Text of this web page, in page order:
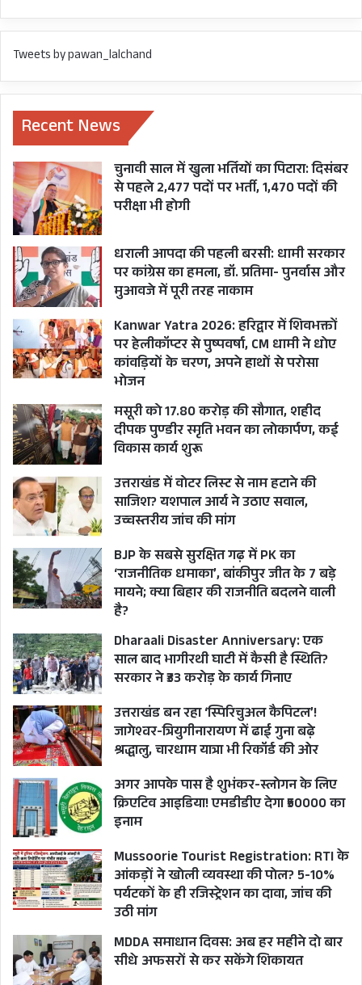
Tweets by pawan_lalchand
Recent News
चुनावी साल में खुला भर्तियों का पिटारा: दिसंबर
से पहले 2,477 पदों पर भर्ती, 1,470 पदों की
परीक्षा भी होगी
धराली आपदा की पहली बरसी: धामी सरकार
पर कांग्रेस का हमला, डॉ. प्रतिमा- पुनर्वास और
मुआवजे में पूरी तरह नाकाम
Kanwar Yatra 2026: हरिद्वार में शिवभक्तों
पर हेलीकॉप्टर से पुष्पवर्षा, CM धामी ने धोए
कांवड़ियों के चरण, अपने हाथों से परोसा
भोजन
मसूरी को 17.80 करोड़ की सौगात, शहीद
दीपक पुण्डीर स्मृति भवन का लोकार्पण, कई
विकास कार्य शुरू
उत्तराखंड में वोटर लिस्ट से नाम हटाने की
साजिश? यशपाल आर्य ने उठाए सवाल,
उच्चस्तरीय जांच की मांग
BJP के सबसे सुरक्षित गढ़ में PK का
‘राजनीतिक धमाका’, बांकीपुर जीत के 7 बड़े
मायने; क्या बिहार की राजनीति बदलने वाली
है?
Dharaali Disaster Anniversary: एक
साल बाद भागीरथी घाटी में कैसी है स्थिति?
सरकार ने ₹33 करोड़ के कार्य गिनाए
उत्तराखंड बन रहा ‘स्पिरिचुअल कैपिटल’!
जागेश्वर-त्रियुगीनारायण में ढाई गुना बढ़े
श्रद्धालु, चारधाम यात्रा भी रिकॉर्ड की ओर
अगर आपके पास है शुभंकर-स्लोगन के लिए
क्रिएटिव आइडिया! एमडीडीए देगा ₹50000 का
इनाम
Mussoorie Tourist Registration: RTI के
आंकड़ों ने खोली व्यवस्था की पोल? 5-10%
पर्यटकों के ही रजिस्ट्रेशन का दावा, जांच की
उठी मांग
MDDA समाधान दिवस: अब हर महीने दो बार
सीधे अफसरों से कर सकेंगे शिकायत